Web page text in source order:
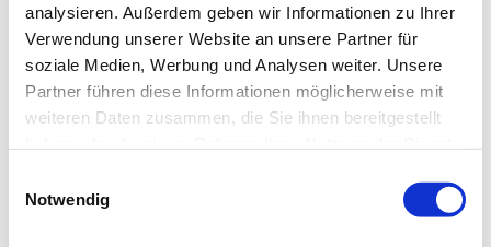
analysieren. Außerdem geben wir Informationen zu Ihrer
Verwendung unserer Website an unsere Partner für
soziale Medien, Werbung und Analysen weiter. Unsere
Partner führen diese Informationen möglicherweise mit
weiteren Daten zusammen, die Sie ihnen bereitgestellt
Notwendig